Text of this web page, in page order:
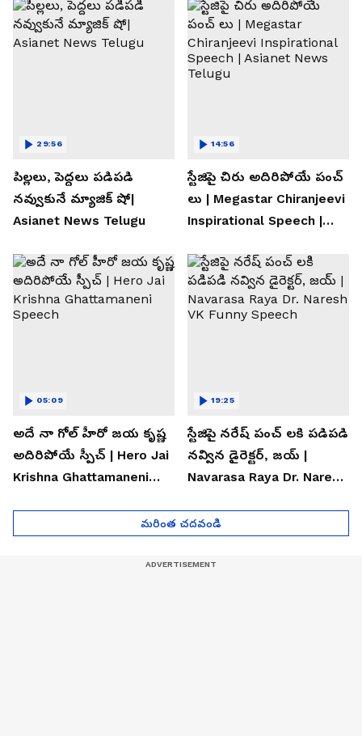
పిల్లలు, పెద్దలు పడిపడి
నవ్వుకునే మ్యాజిక్ షో|
Asianet News Telugu
29:56
స్టేజిపై చిరు అదిరిపోయే పంచ్
లు | Megastar Chiranjeevi
Inspirational Speech |
14:56
అదే నా గోల్ హీరో జయ కృష్ణ
అదిరిపోయే స్పీచ్ | Hero Jai
Krishna Ghattamaneni
05:09
స్టేజిపై నరేష్ పంచ్ లకి పడిపడి
నవ్విన డైరెక్టర్, జయ్ |
Navarasa Raya Dr. Naresh
19:25
మరింత చదవండి